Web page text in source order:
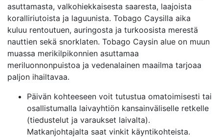
asuttamasta, valkohiekkaisesta saaresta, laajoista
koralliriutoista ja laguunista. Tobago Caysilla aika
kuluu rentoutuen, auringosta ja turkoosista merestä
nauttien sekä snorklaten. Tobago Caysin alue on muun
muassa merikilpikonnien asuttamaa
meriluonnonpuistoa ja vedenalainen maailma tarjoaa
paljon ihailtavaa.
Päivän kohteeseen voit tutustua omatoimisesti tai
osallistumalla laivayhtiön kansainväliselle retkelle
(tiedustelut ja varaukset laivalta).
Matkanjohtajalta saat vinkit käyntikohteista.